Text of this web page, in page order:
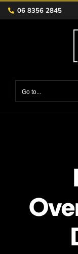
Skip
to
06 8356 2845
Go to...